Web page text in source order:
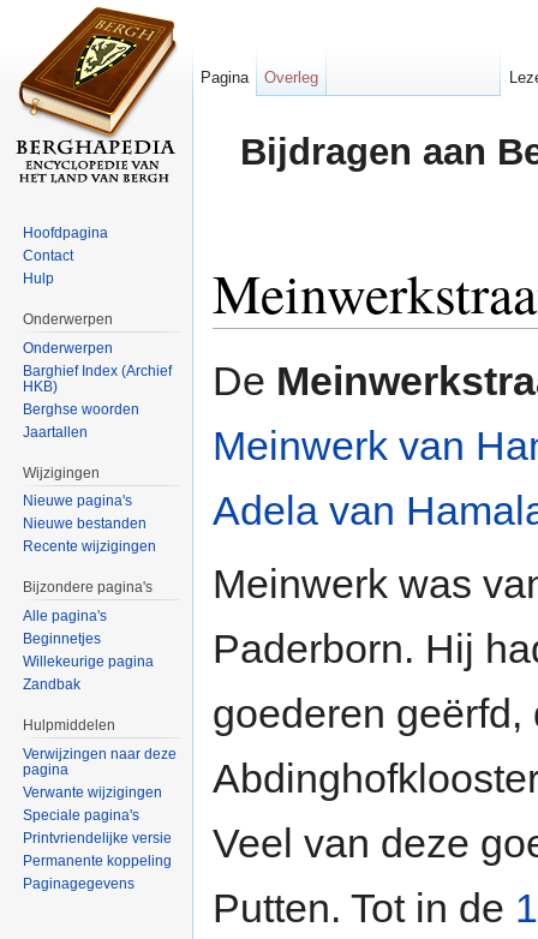
Bijdragen aan
De
Meinwerk van
Adela van
Meinwerk was
Paderborn. Hij
goederen
Veel van deze
Putten. Tot in de
Pagina Overleg
Hoofdpagina
Contact
Hulp
Onderwerpen
Onderwerpen
Barghief Index (Archief
HKB)
Berghse woorden
Jaartallen
Wijzigingen
Nieuwe pagina's
Nieuwe bestanden
Recente wijzigingen
Bijzondere pagina's
Alle pagina's
Beginnetjes
Willekeurige pagina
Zandbak
Hulpmiddelen
Verwijzingen naar deze
pagina
Verwante wijzigingen
Speciale pagina's
Printvriendelijke versie
Permanente koppeling
Paginagegevens